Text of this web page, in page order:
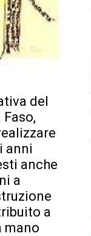
del
anni
anche
a
a
mano